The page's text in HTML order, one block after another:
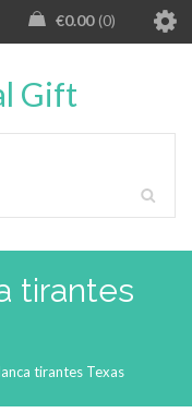
0.00
€ 0
tirantes
tirantes Texas